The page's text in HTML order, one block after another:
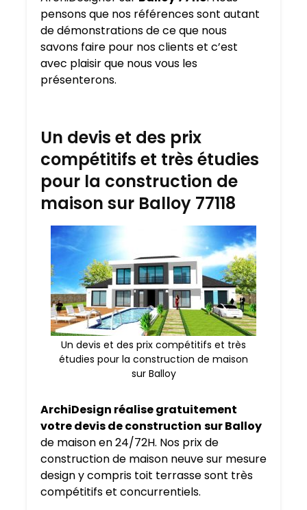
pensons que nos références sont autant
de démonstrations de ce que nous
savons faire pour nos clients et c’est
avec plaisir que nous vous les
présenterons.
Un devis et des prix
compétitifs et très étudies
pour la construction de
maison sur Balloy 77118
Un devis et des prix compétitifs et très
étudies pour la construction de maison
sur Balloy
ArchiDesign réalise gratuitement
votre devis de construction sur Balloy
de maison en 24/72H. Nos prix de
construction de maison neuve sur mesure
design y compris toit terrasse sont très
compétitifs et concurrentiels.